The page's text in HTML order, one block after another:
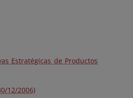
Estratégicas de Productos
12/2006)